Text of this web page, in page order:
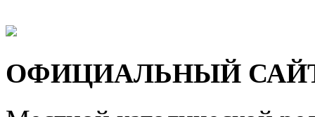
ОФИЦИАЛЬНЫЙ